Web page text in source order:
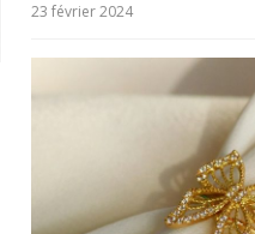
23 février 2024